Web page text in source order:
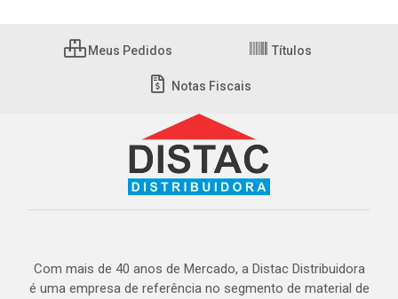
Meus Pedidos Títulos
Notas Fiscais
Com mais de 40 anos de Mercado, a Distac Distribuidora
é uma empresa de referência no segmento de material de